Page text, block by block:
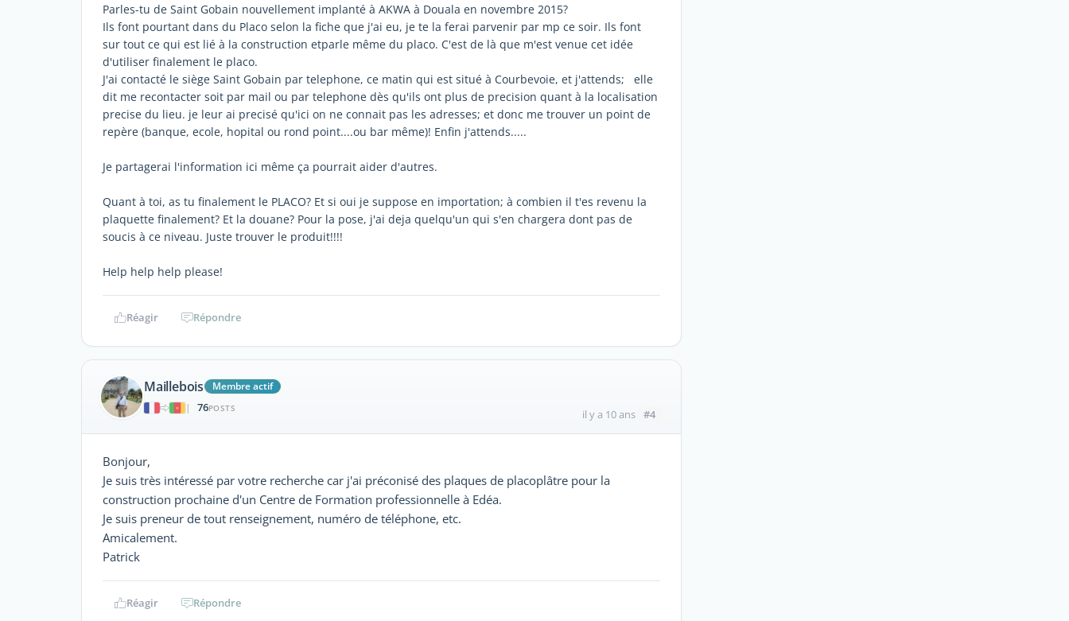
Parles-tu de Saint Gobain nouvellement implanté à AKWA à Douala en novembre 2015?
Ils font pourtant dans du Placo selon la fiche que j'ai eu, je te la ferai parvenir par mp ce soir. Ils font
sur tout ce qui est lié à la construction etparle même du placo. C'est de là que m'est venue cet idée
d'utiliser finalement le placo.
J'ai contacté le siège Saint Gobain par telephone, ce matin qui est situé à Courbevoie, et j'attends; elle
dit me recontacter soit par mail ou par telephone dès qu'ils ont plus de precision quant à la localisation
precise du lieu. je leur ai precisé qu'ici on ne connait pas les adresses; et donc me trouver un point de
repère (banque, ecole, hopital ou rond point....ou bar même)! Enfin j'attends.....
Je partagerai l'information ici même ça pourrait aider d'autres.
Quant à toi, as tu finalement le PLACO? Et si oui je suppose en importation; à combien il t'es revenu la
plaquette finalement? Et la douane? Pour la pose, j'ai deja quelqu'un qui s'en chargera dont pas de
soucis à ce niveau. Juste trouver le produit!!!!
Help help help please!
Réagir Répondre
Maillebois
Membre actif
|
76POSTS il y a 10 ans #4
Bonjour,
Je suis très intéressé par votre recherche car j'ai préconisé des plaques de placoplâtre pour la
construction prochaine d'un Centre de Formation professionnelle à Edéa.
Je suis preneur de tout renseignement, numéro de téléphone, etc.
Amicalement.
Patrick
Réagir Répondre